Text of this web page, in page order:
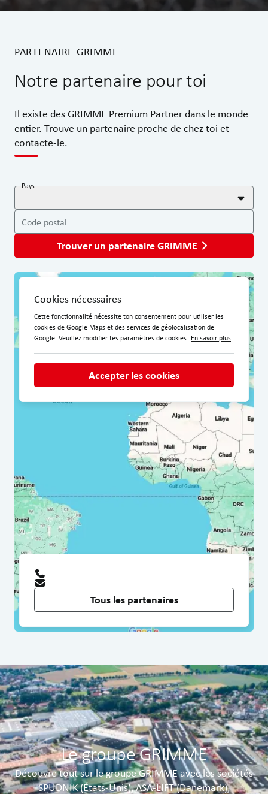
PARTENAIRE GRIMME
Notre partenaire pour toi
Il existe des GRIMME Premium Partner dans le monde
entier. Trouve un partenaire proche de chez toi et
contacte-le.
Pays
Code postal
Trouver un partenaire GRIMME
Cookies nécessaires
Cette fonctionnalité nécessite ton consentement pour utiliser les
cookies de Google Maps et des services de géolocalisation de
Google. Veuillez modifier tes paramètres de cookies. En savoir plus
Accepter les cookies
Tous les partenaires
Le groupe GRIMME
Découvre tout sur le groupe GRIMME avec les sociétés
SPUDNIK (États-Unis), ASA-LIFT (Danemark),